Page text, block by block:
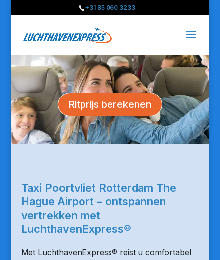
+31 85 060 3233
Ritprijs berekenen
Taxi Poortvliet Rotterdam The
Hague Airport – ontspannen
vertrekken met
LuchthavenExpress®
Met LuchthavenExpress® reist u comfortabel